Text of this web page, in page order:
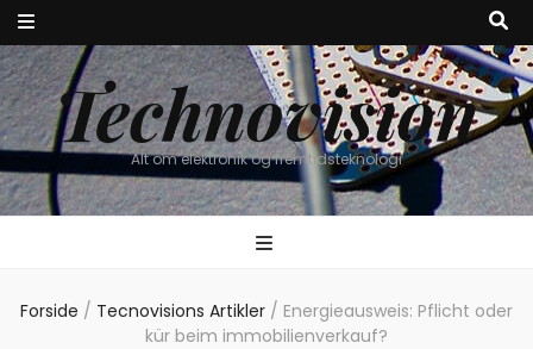
Technovision
Alt om elektronik og fremtidsteknologi
Forside / Tecnovisions Artikler / Energieausweis: Pflicht oder
kür beim immobilienverkauf?